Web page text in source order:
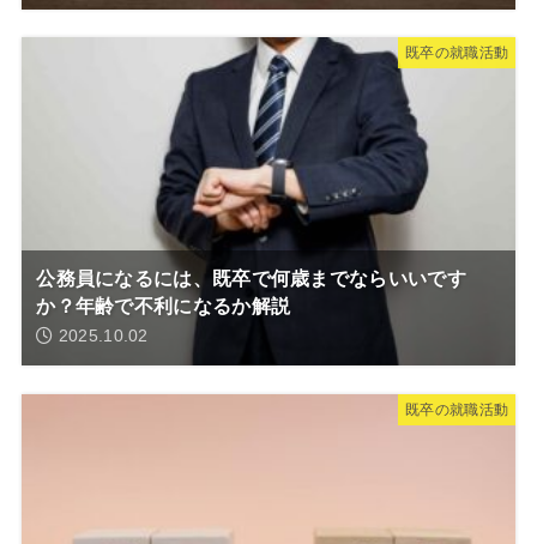
既卒の就職活動
公務員になるには、既卒で何歳までならいいです
か？年齢で不利になるか解説
2025.10.02
既卒の就職活動